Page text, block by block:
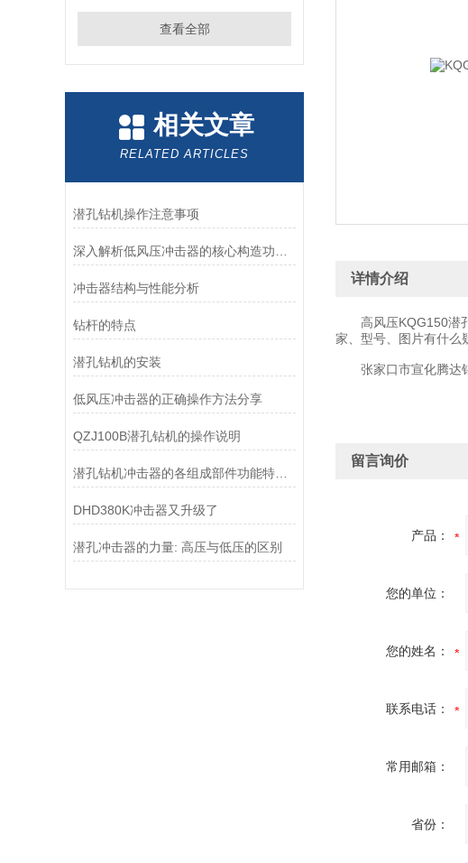
查看全部
相关文章
RELATED ARTICLES
潜孔钻机操作注意事项
冲击器结构与性能分析
钻杆的特点
潜孔钻机的安装
低风压冲击器的正确操作方法分享
QZJ100B潜孔钻机的操作说明
潜孔钻机冲击器的各组成部件功能特点分享
DHD380K冲击器又升级了
潜孔冲击器的力量: 高压与低压的区别
详情介绍
高风压KQG150潜孔
家、型号、图片有什么
张家口市宣化腾达钻
留言询价
产品：
您的单位：
您的姓名：
联系电话：
常用邮箱：
省份：